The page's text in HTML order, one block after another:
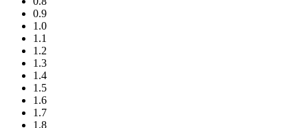
0.9
1.0
1.1
1.2
1.3
1.4
1.5
1.6
1.7
1.8